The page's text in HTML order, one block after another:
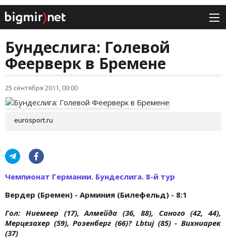
Бундеслига: Голевой
Феерверк в Бремене
25 сентября 2011, 00:00
eurosport.ru
Чемпионат Германии. Бундеслига. 8-й тур
Вердер (Бремен) - Арминия (Билефельд) - 8:1
Гол: Ниемеер (17), Алмейда (36, 88), Саного (42, 44),
Мерцезахер (59), Розенберг (66)? Lbtuj (85) - Вихниарек
(37)